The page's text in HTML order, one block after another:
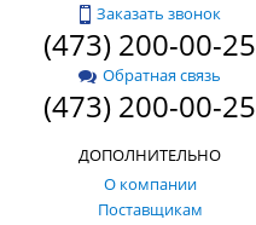
Заказать звонок
(473) 200-00-25
Обратная связь
(473) 200-00-25
ДОПОЛНИТЕЛЬНО
О компании
Поставщикам